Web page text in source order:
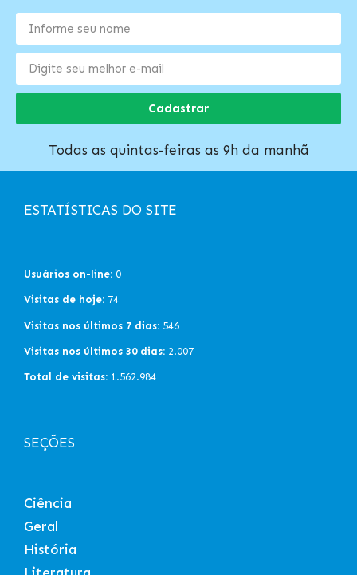
Cadastrar
Todas as quintas-feiras as 9h da manhã
ESTATÍSTICAS DO SITE
Usuários on-line: 0
Visitas de hoje: 74
Visitas nos últimos 7 dias: 546
Visitas nos últimos 30 dias: 2.007
Total de visitas: 1.562.984
SEÇÕES
Ciência
Geral
História